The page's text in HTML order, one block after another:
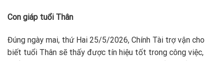
Con giáp tuổi Thân
Đúng ngày mai, thứ Hai 25/5/2026, Chính Tài trợ vận cho
biết tuổi Thân sẽ thấy được tín hiệu tốt trong công việc,